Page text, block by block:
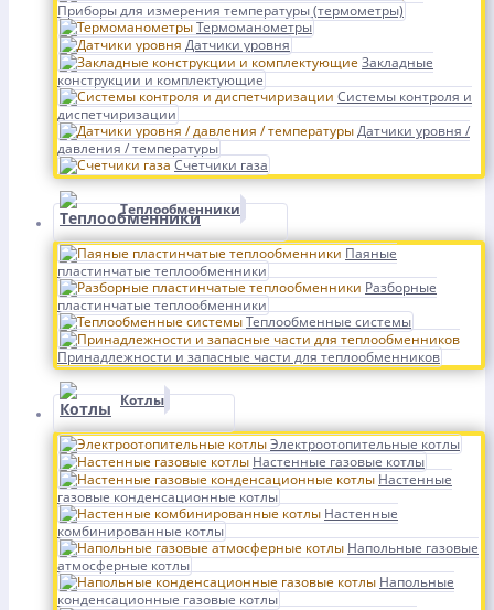
Приборы для измерения температуры (термометры)
Термоманометры
Датчики уровня
Закладные
конструкции и комплектующие
Системы контроля и
диспетчиризации
Датчики уровня /
давления / температуры
Счетчики газа
Теплообменники
Паяные
пластинчатые теплообменники
Разборные
пластинчатые теплообменники
Теплообменные системы
Принадлежности и запасные части для теплообменников
Котлы
Электроотопительные котлы
Настенные газовые котлы
Настенные
газовые конденсационные котлы
Настенные
комбинированные котлы
Напольные газовые
атмосферные котлы
Напольные
конденсационные газовые котлы